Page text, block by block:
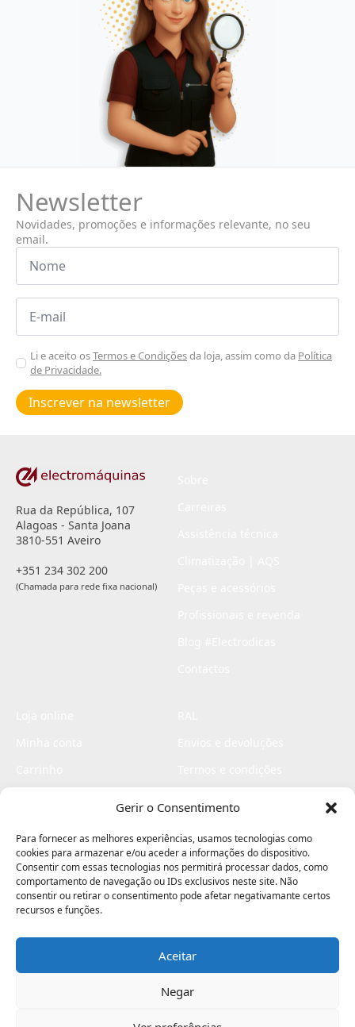
Gerir o Consentimento
Para fornecer as melhores experiências, usamos tecnologias como
cookies para armazenar e/ou aceder a informações do dispositivo.
Consentir com essas tecnologias nos permitirá processar dados, como
comportamento de navegação ou IDs exclusivos neste site. Não
consentir ou retirar o consentimento pode afetar negativamante certos
recursos e funções.
Aceitar
Negar
Newsletter
Novidades, promoções e informações relevante, no seu
email.
Nome
Email
Aceitar
Poiticas
de
privacidade
Li e aceito osTermos e Condiçõesda loja, assim como da Política
de Privacidade.
Inscrever na newsletter
Rua da República, 107
Alagoas - Santa Joana
3810-551 Aveiro
+351 234 302 200
(Chamada para rede fixa nacional)
Livro de elogios
Electromaquinas ©2026
contágio - agência criativa